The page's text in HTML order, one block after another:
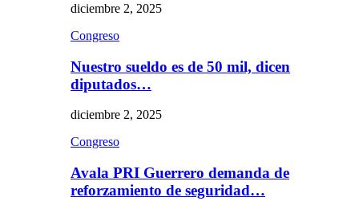
diciembre 2, 2025
Congreso
Nuestro sueldo es de 50 mil, dicen
diputados…
diciembre 2, 2025
Congreso
Avala PRI Guerrero demanda de
reforzamiento de seguridad…